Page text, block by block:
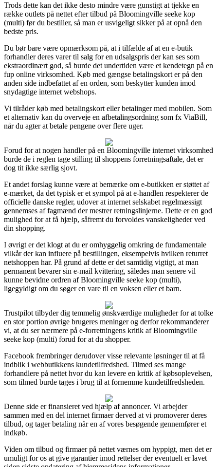
Trods dette kan det ikke desto mindre være gunstigt at tjekke en
række outlets på nettet efter tilbud på Bloomingville seeke kop
(multi) før du bestiller, så man er usvigeligt sikker på at opnå den
bedste pris.
Du bør bare være opmærksom på, at i tilfælde af at en e-butik
forhandler deres varer til salg for en udsalgspris der kan ses som
ekstraordinært god, så burde det undertiden være et kendetegn på en
fup online virksomhed. Køb med gængse betalingskort er på den
anden side indbefattet af en orden, som beskytter kunden imod
snydagtige internet webshops.
Vi tilråder køb med betalingskort eller betalinger med mobilen. Som
et alternativ kan du overveje en afbetalingsordning som fx ViaBill,
når du agter at betale pengene over flere uger.
Forud for at nogen handler på en Bloomingville internet virksomhed
burde de i reglen tage stilling til shoppens forretningsaftale, det er
dog tit ikke særlig sjovt.
Et andet forslag kunne være at bemærke om e-butikken er støttet af
e-mærket, da det typisk er et sympol på at e-handlen respekterer de
officielle danske regler, udover at internet selskabet regelmæssigt
gennemses af fagmænd der mestrer retningslinjerne. Dette er en god
mulighed for at få hjælp, såfremt du forvoldes vanskeligheder ved
din shopping.
I øvrigt er det klogt at du er omhyggelig omkring de fundamentale
vilkår der kan influere på bestillingen, eksempelvis hvilken returret
netshoppen har. På grund af dette er det samtidig vigtigt, at man
permanent bevarer sin e-mail kvittering, således man senere vil
kunne bevidne ordren af Bloomingville seeke kop (multi),
ligegyldigt om du søger en vare til en voksen eller et barn.
Trustpilot tilbyder dig temmelig ønskværdige muligheder for at tolke
en stor portion øvrige brugeres meninger og derfor rekommanderer
vi, at du ser nærmere på e-forretningens kritik af Bloomingville
seeke kop (multi) forud for at du shopper.
Facebook frembringer derudover visse relevante løsninger til at få
indblik i webbutikkens kundetilfredshed. Tilmed ses mange
forhandlere på nettet hvor du kan levere en kritik af købsoplevelsen,
som tilmed burde tages i brug til at fornemme kundetilfredsheden.
Denne side er finansieret ved hjælp af annoncer. Vi arbejder
sammen med en del internet firmaer derved at vi promoverer deres
tilbud, og tager betaling når en af vores besøgende gennemfører et
indkøb.
Viden om tilbud og firmaer på nettet værnes om hyppigt, men det er
umuligt for os at give garantier imod rettelser der eventuelt er lavet